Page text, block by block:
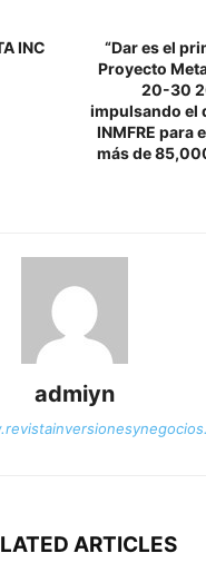
INC
“Dar es el
Proyecto
20-30
impulsando el
INMFRE para
más de
admiyn
ARTICLES